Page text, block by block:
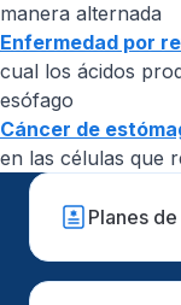
manera alternada
Enfermedad por
cual los ácidos
esófago
Cáncer de
en las células que
Planes